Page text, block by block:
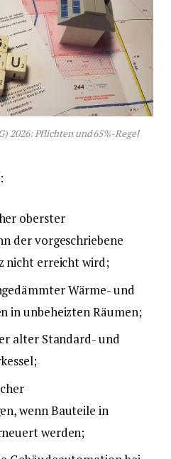
2026: Pflichten und 65%-Regel
oberster
der vorgeschriebene
nicht erreicht wird;
Wärme- und
in unbeheizten Räumen;
alter Standard- und
wenn Bauteile in
werden;